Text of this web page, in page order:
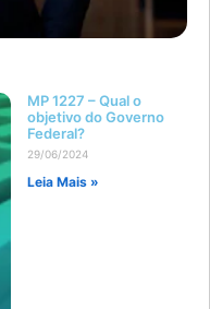
MP 1227 – Qual o
objetivo do Governo
Federal?
29/06/2024
Leia Mais »